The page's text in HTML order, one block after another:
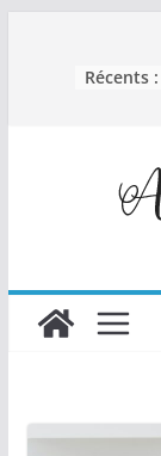
Récents :